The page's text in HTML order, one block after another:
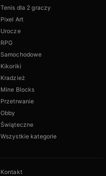
Tenis dla 2 graczy
Pixel Art
Urocze
RPG
Samochodowe
Kikoriki
Kradzież
Mine Blocks
Przetrwanie
Obby
Świąteczne
Wszystkie kategorie
Kontakt